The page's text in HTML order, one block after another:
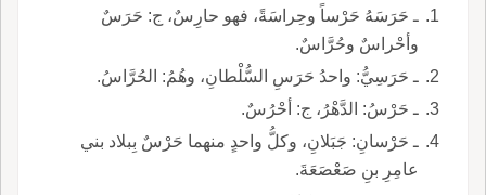
ـ حَرَسَهُ حَرْساً وحِراسَةً، فهو حارِسٌ، ج: حَرَسٌ
وأحْراسٌ وحُرَّاسٌ.
ـ حَرَسِيُّ: واحدُ حَرَسِ السُّلْطانِ، وهُمُ: الحُرَّاسُ.
ـ حَرْسُ: الدَّهْرُ، ج: أحْرُسٌ.
ـ حَرْسانِ: جَبَلانِ، وكلُّ واحدٍ منهما حَرْسٌ بِبلاد بني
عامِرِ بنِ صَعْصَعَةَ.